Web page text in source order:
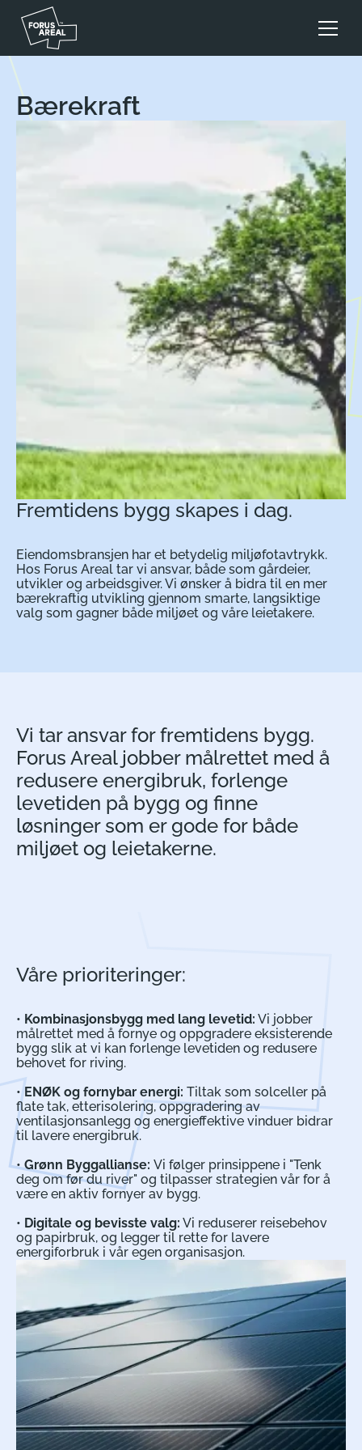
Bærekraft
Fremtidens bygg skapes i dag.
Eiendomsbransjen har et betydelig miljøfotavtrykk.
Hos Forus Areal tar vi ansvar, både som gårdeier,
utvikler og arbeidsgiver. Vi ønsker å bidra til en mer
bærekraftig utvikling gjennom smarte, langsiktige
valg som gagner både miljøet og våre leietakere.
Vi tar ansvar for fremtidens bygg.
Forus Areal jobber målrettet med å
redusere energibruk, forlenge
levetiden på bygg og finne
løsninger som er gode for både
miljøet og leietakerne.
Våre prioriteringer:
• Kombinasjonsbygg med lang levetid: Vi jobber
målrettet med å fornye og oppgradere eksisterende
bygg slik at vi kan forlenge levetiden og redusere
behovet for riving.
•ENØK og fornybar energi: Tiltak som solceller på
flate tak, etterisolering, oppgradering av
ventilasjonsanlegg og energieffektive vinduer bidrar
til lavere energibruk.
•Grønn Byggallianse: Vi følger prinsippene i "Tenk
deg om før du river" og tilpasser strategien vår for å
være en aktiv fornyer av bygg.
• Digitale og bevisste valg: Vi reduserer reisebehov
og papirbruk, og legger til rette for lavere
energiforbruk i vår egen organisasjon.